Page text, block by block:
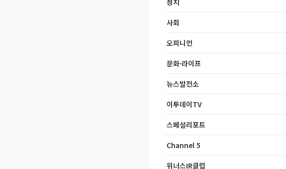
사회
오피니언
문화·라이프
뉴스발전소
이투데이TV
스페셜리포트
Channel 5
위너스IR클럽